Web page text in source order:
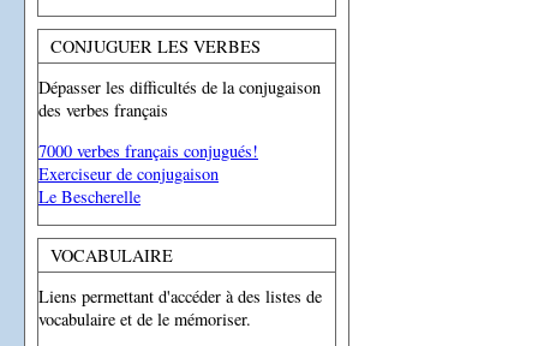
CONJUGUER LES VERBES
Dépasser les difficultés de la conjugaison
des verbes français
7000 verbes français conjugués!
Exerciseur de conjugaison
Le Bescherelle
VOCABULAIRE
Liens permettant d'accéder à des listes de
vocabulaire et de le mémoriser.